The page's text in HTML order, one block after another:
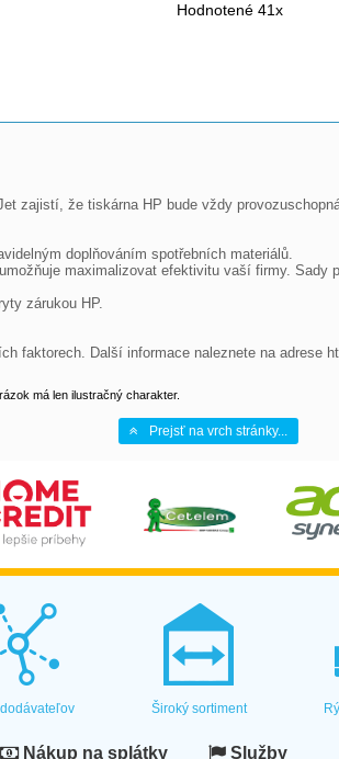
Hodnotené 41x
zajistí, že tiskárna HP bude vždy
doplňováním spotřebních materiálů.
maximalizovat efektivitu vaší firmy.
zárukou HP.
faktorech. Další informace naleznete na adrese
má len ilustračný charakter.
Prejsť na vrch stránky...
Široký sortiment
Nákup na splátky Služby